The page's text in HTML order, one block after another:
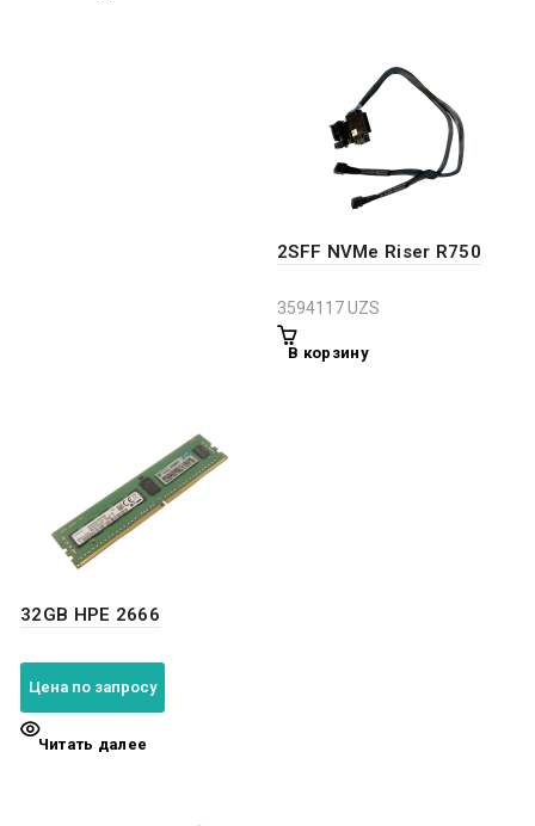
2SFF NVMe Riser R750
3594117UZS
В корзину
32GB HPE 2666
Цена по запросу
Читать далее